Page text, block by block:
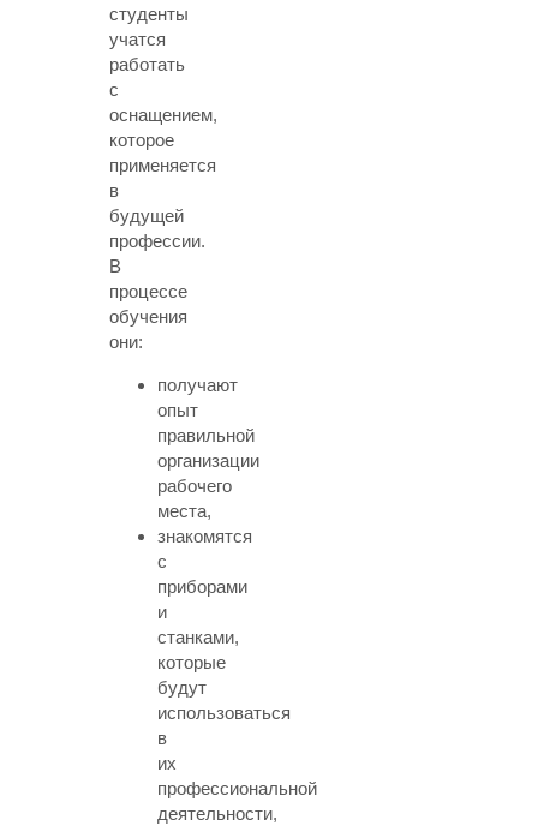
студенты
учатся
работать
с
оснащением,
которое
применяется
в
будущей
профессии.
В
процессе
обучения
они:
получают
опыт
правильной
организации
рабочего
места,
знакомятся
с
приборами
и
станками,
которые
будут
использоваться
в
их
профессиональной
деятельности,